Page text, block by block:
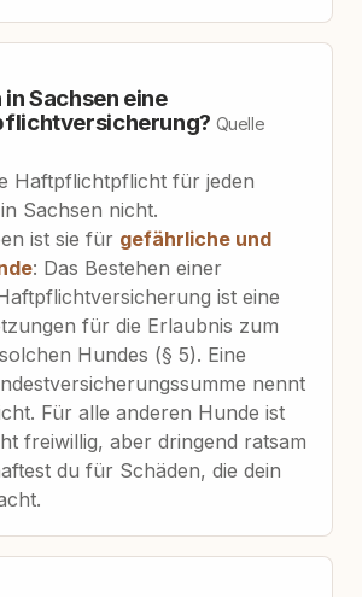
Sachsen eine
Quelle
Haftpflichtpflicht für jeden
Sachsen nicht.
ist sie für gefährliche und
: Das Bestehen einer
ist eine
für die Erlaubnis zum
Hundes (§ 5). Eine
nennt
Für alle anderen Hunde ist
freiwillig, aber dringend ratsam
du für Schäden, die dein